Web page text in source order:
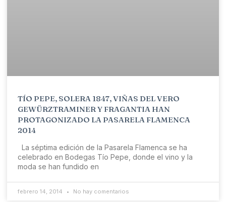
TÍO PEPE, SOLERA 1847, VIÑAS DEL VERO
GEWÜRZTRAMINER Y FRAGANTIA HAN
PROTAGONIZADO LA PASARELA FLAMENCA
2014
La séptima edición de la Pasarela Flamenca se ha
celebrado en Bodegas Tío Pepe, donde el vino y la
moda se han fundido en
febrero 14, 2014 No hay comentarios